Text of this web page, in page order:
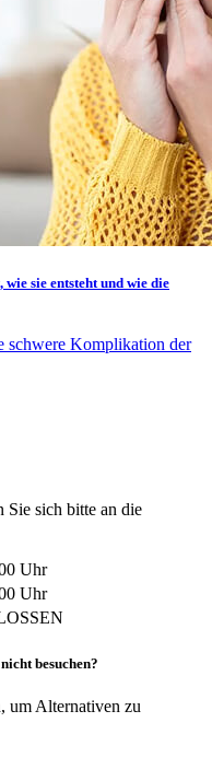
sie entsteht und wie die
schwere Komplikation der
Sie sich bitte an die
Uhr
Uhr
besuchen?
um Alternativen zu